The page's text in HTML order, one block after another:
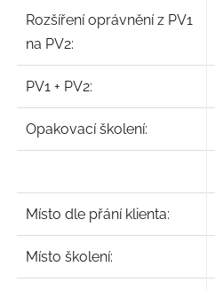
Rozšíření oprávnění z PV1
na PV2:
PV1 + PV2:
Opakovací školení:
Místo dle přání klienta:
Místo školení: